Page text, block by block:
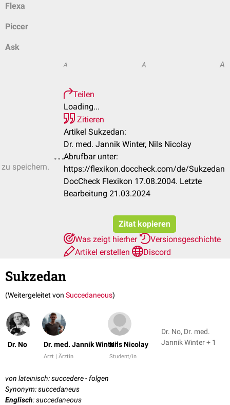
Flexa
Piccer
Ask
speichern.
A A A
Teilen
Loading...
Zitieren
Artikel Sukzedan:
Dr. med. Jannik Winter, Nils Nicolay
Abrufbar unter:
https://flexikon.doccheck.com/de/Sukzedan
DocCheck Flexikon 17.08.2004. Letzte
Bearbeitung 21.03.2024
Zitat kopieren
Was zeigt hierher
Versionsgeschichte
Artikel erstellen
Discord
Sukzedan
(Weitergeleitet von Succedaneous)
Dr. No Dr. med. Jannik Winter
Arzt | Ärztin
Nils Nicolay
Student/in
Dr. No, Dr. med.
Jannik Winter + 1
von lateinisch: succedere - folgen
Synonym: succedaneus
Englisch: succedaneous